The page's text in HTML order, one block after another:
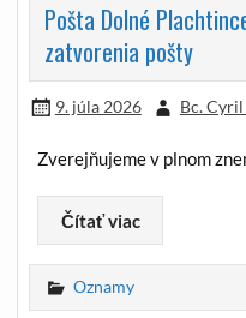
Pošta Dolné
zatvorenia pošty
9. júla 2026 Bc.
Zverejňujeme v plnom
Čítať viac
Oznamy